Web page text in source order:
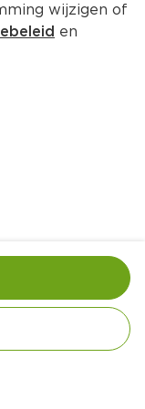
Bereiding
wijzigen of
en